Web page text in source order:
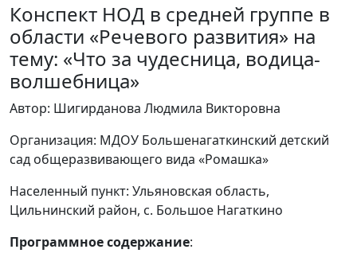
Конспект НОД в средней группе в
области «Речевого развития» на
тему: «Что за чудесница, водица-
волшебница»
Автор: Шигирданова Людмила Викторовна
Организация: МДОУ Большенагаткинский детский
сад общеразвивающего вида «Ромашка»
Населенный пункт: Ульяновская область,
Цильнинский район, с. Большое Нагаткино
Программное содержание: